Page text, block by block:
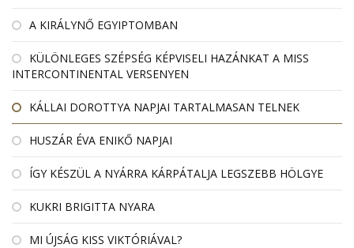
A KIRÁLYNŐ EGYIPTOMBAN
KÜLÖNLEGES SZÉPSÉG KÉPVISELI HAZÁNKAT A MISS
INTERCONTINENTAL VERSENYEN
KÁLLAI DOROTTYA NAPJAI TARTALMASAN TELNEK
HUSZÁR ÉVA ENIKŐ NAPJAI
ÍGY KÉSZÜL A NYÁRRA KÁRPÁTALJA LEGSZEBB HÖLGYE
KUKRI BRIGITTA NYARA
MI ÚJSÁG KISS VIKTÓRIÁVAL?